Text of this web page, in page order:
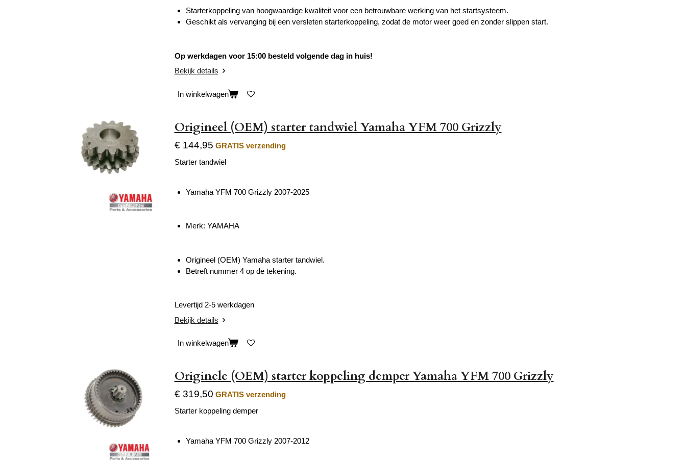
Starterkoppeling van hoogwaardige kwaliteit voor een betrouwbare werking van het startsysteem.
Geschikt als vervanging bij een versleten starterkoppeling, zodat de motor weer goed en zonder slippen start.
Op werkdagen voor 15:00 besteld volgende dag in huis!
Bekijk details
In winkelwagen
Origineel (OEM) starter tandwiel Yamaha YFM 700 Grizzly
€ 144,95 GRATIS verzending
Starter tandwiel
Yamaha YFM 700 Grizzly 2007-2025
Merk: YAMAHA
Origineel (OEM) Yamaha starter tandwiel.
Betreft nummer 4 op de tekening.
Levertijd 2-5 werkdagen
Bekijk details
In winkelwagen
Originele (OEM) starter koppeling demper Yamaha YFM 700 Grizzly
€ 319,50 GRATIS verzending
Starter koppeling demper
Yamaha YFM 700 Grizzly 2007-2012